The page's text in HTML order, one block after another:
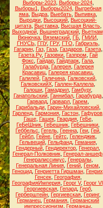
Выборы-2023, Выборы-2024,
Выборы1
Выборы2024, Выгребная
яма Выдра Выебать Выпивка
Выродки Высоцкий Высоцкий-
цитата, Выставка, Высшая Власть,
Выходной, Вышнеградский, Вьетнам
Вюнючка Вяземский ГБ ГМИИ
ГНУСЬ, ГПУ, ГРУ, ГТО Габриэль,
Гагарин, Газ, Газа, Газдаров, Газета,
Газета.Ру, Газовки Газпром
Гай
Фокс
Гайдар Гайдпарк Гала
Галабурда, Галерея, Галерея
Красавиц Галерея красавиц
Галилей Галичина Галковский
ГалковскийХ Галлен-Каллела
Галоши Гамадрил Гамбург,
Ганапольский, Ганнибал, Гарабурда,
Гарвард Гарварл Гарем
Гарибальди, Гарин-Михайловский,
Гарленд, Гармония, Гастон, Гафуров,
Гаше, Гашек, Гвардия, ГеБе,
ГеБеШник ГеБешник ГеБешники
Геббельс
Гегель Геенна Геи Гей
Гейбл Гейне Гейтс Геленджик
Гельвеций, Гельфанд, Гемания,
Гендерный Гендиректор Генерал
Генерал-Полковник, Генерал-аншеф,
Генералиссимус
Генералы,
Генеральная Линия Гений Геном
Геноцид, Генриетта Гиршман, Генрих
Генсек, География,
ГеографияИмперия, Георг V, Георг VI
Георгиевская, Гепард, Герб,
Герберштейн Гергиевская Геринг,
Германец Германия Германский
импрессионизм
Германцы,